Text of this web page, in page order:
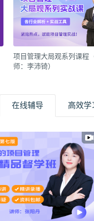
项目管理大局观系列课程
师：李沛锜）
在线辅导 高效学